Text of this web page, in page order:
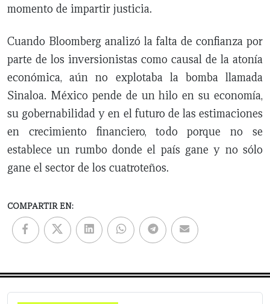
momento de impartir justicia.
Cuando Bloomberg analizó la falta de confianza por
parte de los inversionistas como causal de la atonía
económica, aún no explotaba la bomba llamada
Sinaloa. México pende de un hilo en su economía,
su gobernabilidad y en el futuro de las estimaciones
en crecimiento financiero, todo porque no se
establece un rumbo donde el país gane y no sólo
gane el sector de los cuatroteños.
COMPARTIR EN: